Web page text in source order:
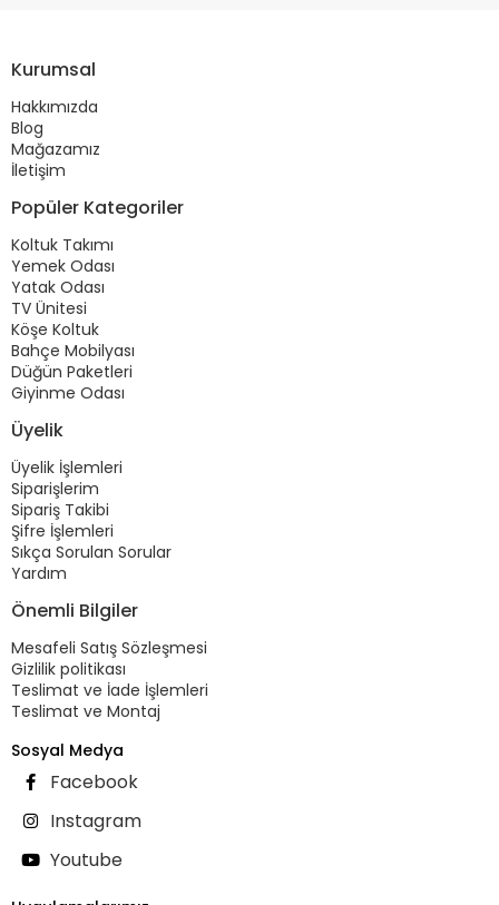
Kurumsal
Hakkımızda
Blog
Mağazamız
İletişim
Popüler Kategoriler
Koltuk Takımı
Yemek Odası
Yatak Odası
TV Ünitesi
Köşe Koltuk
Bahçe Mobilyası
Düğün Paketleri
Giyinme Odası
Üyelik
Üyelik İşlemleri
Siparişlerim
Sipariş Takibi
Şifre İşlemleri
Sıkça Sorulan Sorular
Yardım
Önemli Bilgiler
Mesafeli Satış Sözleşmesi
Gizlilik politikası
Teslimat ve İade İşlemleri
Teslimat ve Montaj
Sosyal Medya
Facebook
Instagram
Youtube